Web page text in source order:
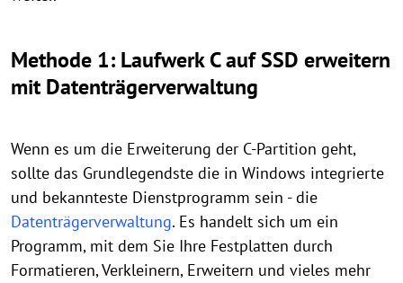
Methode 1: Laufwerk C auf SSD erweitern
mit Datenträgerverwaltung
Wenn es um die Erweiterung der C-Partition geht,
sollte das Grundlegendste die in Windows integrierte
und bekannteste Dienstprogramm sein - die
Datenträgerverwaltung. Es handelt sich um ein
Programm, mit dem Sie Ihre Festplatten durch
Formatieren, Verkleinern, Erweitern und vieles mehr